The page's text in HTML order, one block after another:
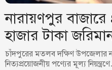
নারায়ণপুর
হাজার টাকা
চাঁদপুরের মতলব দক্ষিণ উপজেলার
নিত্যপ্রয়োজনীয় পণ্যের মূল্য